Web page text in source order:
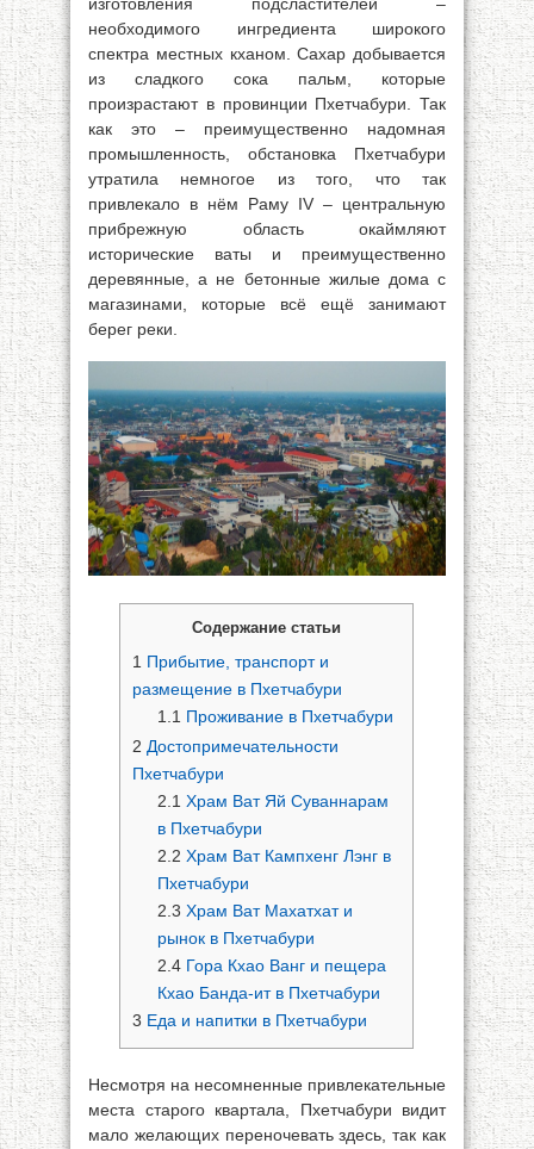
изготовления подсластителей –
необходимого ингредиента широкого
спектра местных кханом. Сахар добывается
из сладкого сока пальм, которые
произрастают в провинции Пхетчабури. Так
как это – преимущественно надомная
промышленность, обстановка Пхетчабури
утратила немногое из того, что так
привлекало в нём Раму IV – центральную
прибрежную область окаймляют
исторические ваты и преимущественно
деревянные, а не бетонные жилые дома с
магазинами, которые всё ещё занимают
берег реки.
Содержание статьи
1 Прибытие, транспорт и
размещение в Пхетчабури
1.1 Проживание в Пхетчабури
2 Достопримечательности
Пхетчабури
2.1 Храм Ват Яй Суваннарам
в Пхетчабури
2.2 Храм Ват Кампхенг Лэнг в
Пхетчабури
2.3 Храм Ват Махатхат и
рынок в Пхетчабури
2.4 Гора Кхао Ванг и пещера
Кхао Банда-ит в Пхетчабури
3 Еда и напитки в Пхетчабури
Несмотря на несомненные привлекательные
места старого квартала, Пхетчабури видит
мало желающих переночевать здесь, так как